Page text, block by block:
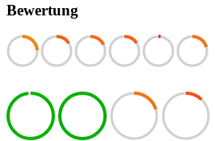
Bewertung